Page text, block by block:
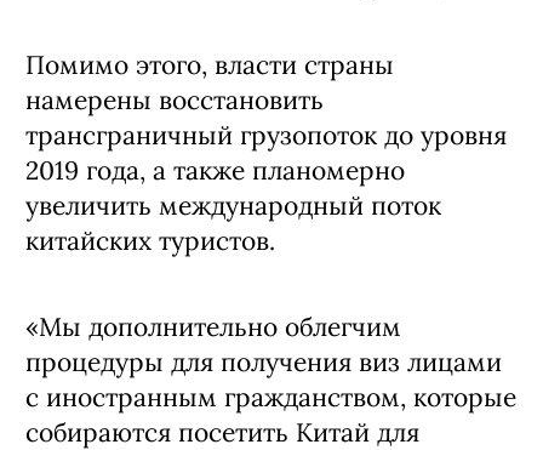
Помимо этого, власти страны
намерены восстановить
трансграничный грузопоток до уровня
2019 года, а также планомерно
увеличить международный поток
китайских туристов.
«Мы дополнительно облегчим
процедуры для получения виз лицами
с иностранным гражданством, которые
собираются посетить Китай для